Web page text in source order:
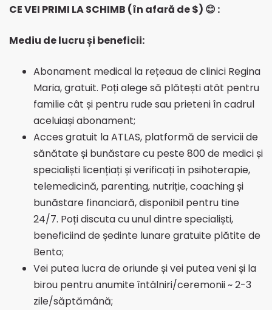
CE VEI PRIMI LA SCHIMB (în afară de $) 😊 :
Mediu de lucru și beneficii:
Abonament medical la rețeaua de clinici Regina
Maria, gratuit. Poți alege să plătești atât pentru
familie cât și pentru rude sau prieteni în cadrul
aceluiași abonament;
Acces gratuit la ATLAS, platformă de servicii de
sănătate și bunăstare cu peste 800 de medici și
specialiști licențiați și verificați în psihoterapie,
telemedicină, parenting, nutriție, coaching și
bunăstare financiară, disponibil pentru tine
24/7. Poți discuta cu unul dintre specialiști,
beneficiind de ședinte lunare gratuite plătite de
Bento;
Vei putea lucra de oriunde și vei putea veni și la
birou pentru anumite întâlniri/ceremonii ~ 2-3
zile/săptămână;